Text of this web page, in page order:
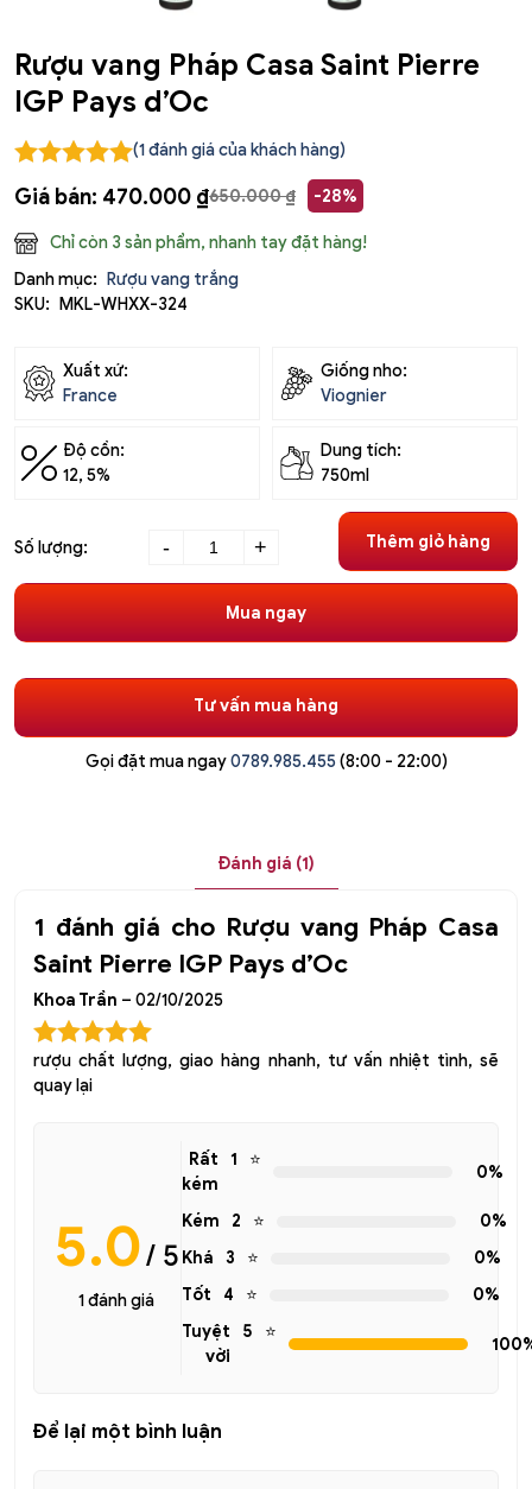
Rượu vang Pháp Casa Saint Pierre
IGP Pays d’Oc
(1đánh giá của khách hàng)
650.000₫ -28%
Giá bán: 470.000 ₫
Chỉ còn 3 sản phẩm, nhanh tay đặt hàng!
Số lượng:
Pháp
Saint
d’Oc
số
- + Thêm giỏ hàng
Mua ngay
Tư vấn mua hàng
Gọi đặt mua ngay0789.985.455(8:00 - 22:00)
SKU: MKL-WHXX-324
Danh mục: Rượu vang trắng
Xuất xứ:
France
Giống nho:
Viognier
Độ cồn:
12, 5%
Dung tích:
750ml
Đánh giá (1)
1 đánh giá cho Rượu vang Pháp Casa
Saint Pierre IGP Pays d’Oc
Khoa Trần – 02/10/2025
rượu chất lượng, giao hàng nhanh, tư vấn nhiệt tình, sẽ
quay lại
5.0/ 5
1 đánh giá
Rất
kém
1 ⭐️
0%
Kém 2 ⭐️
0%
Khá
3 ⭐️
0%
Tốt
4 ⭐️
0%
Tuyệt
vời
5 ⭐️
Để lại một bình luận